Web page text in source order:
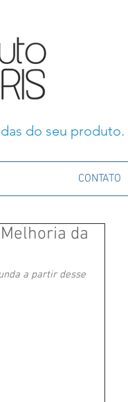
do seu produto.
CONTATO
da
a partir desse